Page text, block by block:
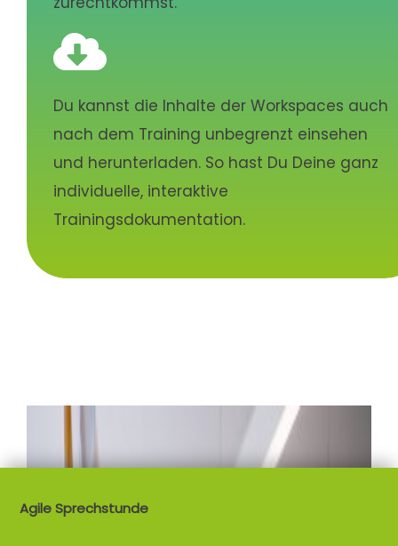
Agile Sprechstunde

Du kannst die Inhalte der Workspaces auch
nach dem Training unbegrenzt einsehen
und herunterladen. So hast Du Deine ganz
individuelle, interaktive
Trainingsdokumentation.